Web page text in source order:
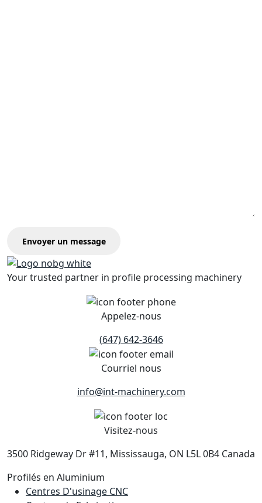
Envoyer un message
Your trusted partner in profile processing machinery
Appelez-nous
(647) 642-3646
Courriel nous
info@int-machinery.com
Visitez-nous
3500 Ridgeway Dr #11, Mississauga, ON L5L 0B4 Canada
Profilés en Aluminium
Centres D'usinage CNC